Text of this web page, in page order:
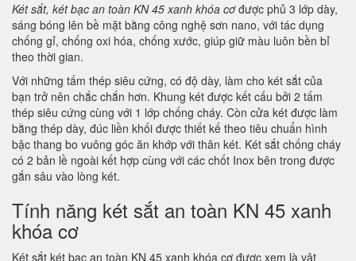
Két sắt, két bạc an toàn KN 45 xanh khóa cơđược phủ 3 lớp dày,
sáng bóng lên bề mặt bằng công nghệ sơn nano, với tác dụng
chống gỉ, chống oxi hóa, chống xước, giúp giữ màu luôn bền bỉ
theo thời gian.
Với những tấm thép siêu cứng, có độ dày, làm cho két sắt của
bạn trở nên chắc chắn hơn. Khung két được kết cấu bởi 2 tấm
thép siêu cứng cùng với 1 lớp chống cháy. Còn cửa két được làm
bằng thép dày, đúc liền khối được thiết kế theo tiêu chuẩn hình
bậc thang bo vuông góc ăn khớp với thân két. Két sắt chống cháy
có 2 bản lề ngoài kết hợp cùng với các chốt Inox bên trong được
gắn sâu vào lòng két.
Tính năng két sắt an toàn KN 45 xanh
khóa cơ
Két sắt két bạc an toàn KN 45 xanh khóa cơ được xem là vật